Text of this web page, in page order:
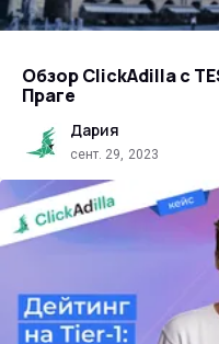
Обзор ClickAdilla с
Праге
Дария
сент. 29, 2023